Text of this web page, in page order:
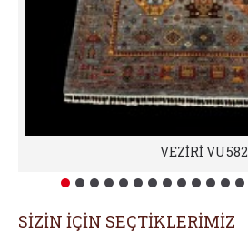
VEZİRİ VU582
SİZİN İÇİN SEÇTİKLERİMİZ